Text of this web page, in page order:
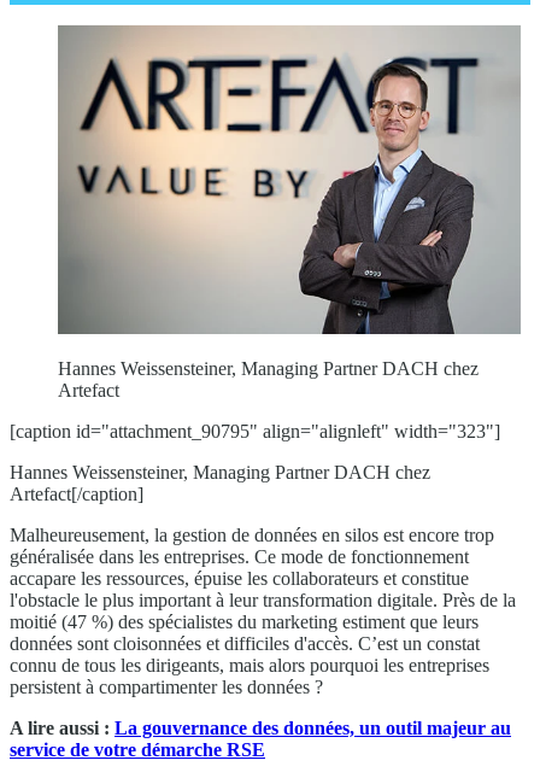
Hannes Weissensteiner, Managing Partner DACH chez
Artefact
[caption id="attachment_90795" align="alignleft" width="323"]
Hannes Weissensteiner, Managing Partner DACH chez
Artefact[/caption]
Malheureusement, la gestion de données en silos est encore trop
généralisée dans les entreprises. Ce mode de fonctionnement
accapare les ressources, épuise les collaborateurs et constitue
l'obstacle le plus important à leur transformation digitale. Près de la
moitié (47 %) des spécialistes du marketing estiment que leurs
données sont cloisonnées et difficiles d'accès. C’est un constat
connu de tous les dirigeants, mais alors pourquoi les entreprises
persistent à compartimenter les données ?
A lire aussi : La gouvernance des données, un outil majeur au
service de votre démarche RSE